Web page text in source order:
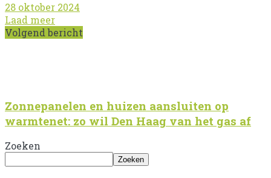
28 oktober 2024
Laad meer
Volgend bericht
Zonnepanelen en huizen aansluiten op
warmtenet: zo wil Den Haag van het gas af
Zoeken
Zoeken